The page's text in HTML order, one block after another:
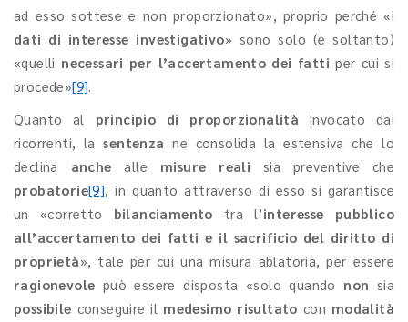
ad esso sottese e non proporzionato», proprio perché «i
dati di interesse investigativo» sono solo (e soltanto)
«quelli necessari per l’accertamento dei fatti per cui si
procede»[9].
Quanto al principio di proporzionalità invocato dai
ricorrenti, lasentenzane consolida la estensiva che lo
declina anche alle misure reali sia preventive che
probatorie[9], in quanto attraverso di esso si garantisce
un «corretto bilanciamento tra l’interesse pubblico
all’accertamento dei fatti e il sacrificio del diritto di
proprietà», tale per cui una misura ablatoria, per essere
ragionevole può essere disposta «solo quando non sia
possibile conseguire il medesimo risultato con modalità